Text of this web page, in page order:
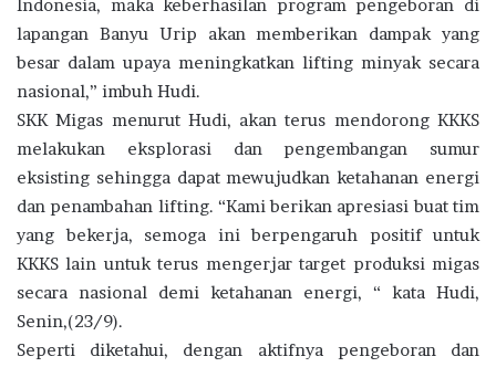
Indonesia, maka keberhasilan program pengeboran di
lapangan Banyu Urip akan memberikan dampak yang
besar dalam upaya meningkatkan lifting minyak secara
nasional,” imbuh Hudi.
SKK Migas menurut Hudi, akan terus mendorong KKKS
melakukan eksplorasi dan pengembangan sumur
eksisting sehingga dapat mewujudkan ketahanan energi
dan penambahan lifting. “Kami berikan apresiasi buat tim
yang bekerja, semoga ini berpengaruh positif untuk
KKKS lain untuk terus mengerjar target produksi migas
secara nasional demi ketahanan energi, “ kata Hudi,
Senin,(23/9).
Seperti diketahui, dengan aktifnya pengeboran dan